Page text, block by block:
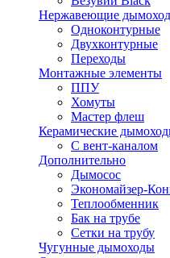
Нержавеющие
Одноконтурные
Двухконтурные
Переходы
Монтажные элементы
ППУ
Хомуты
Мастер флеш
Керамические
С вент-каналом
Дополнительно
Дымосос
Экономайзер-
Теплообменник
Бак на трубе
Сетки на трубу
Чугунные дымоходы